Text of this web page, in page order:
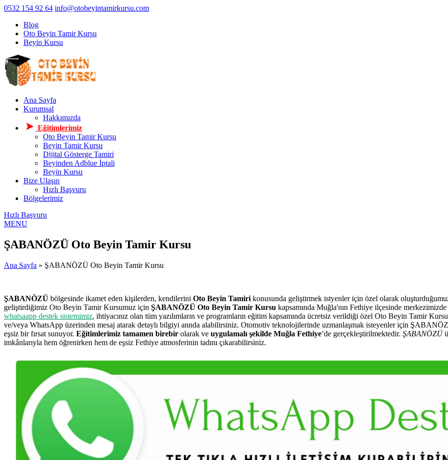
0532 154 92 64 info@otobeyintamirkursu.com
Blog
Oto Beyin Tamir Kursu
Beyin Kursu
Ana Sayfa
Kurumsal
Hakkımızda
Eğitimlerimiz
Oto Beyin Tamir Kursu
Beyin Tamir Kursu
Dijital Gösterge Tamiri
Beyinden Adblue İptali
Beyin Kursu
Bize Ulaşın
Hızlı Başvuru
Bölgelerimiz
Hızlı Başvuru
MENU
ŞABANÖZÜ Oto Beyin Tamir Kursu
Ana Sayfa » ŞABANÖZÜ Oto Beyin Tamir Kursu
ŞABANÖZÜ bölgesinde ikamet eden kişilerden, kendilerini Oto Beyin Tamiri konusunda geliştirmek istyenler için özel olarak
geliştirdiğimiz Oto Beyin Tamir Kursumuz için ŞABANÖZÜ Oto Beyin Tamir Kursu kapsamında Muğla'nın Fethiye ilçesinde
whatsaapp destek sistemimiz, ihtiyacınız olan tüm yazılımların ve programların eğitim kapsamında ücretsiz verildiği özel Oto Beyin Tamir
ve/veya WhatsApp üzerinden mesaj atarak detaylı bilgiyi annda alabilirsiniz. Otomotiv teknolojilerinde uzmanlaşmak isteyenler için
eşsiz bir fırsat sunuyor. Eğitimlerimiz tamamen birebir olarak ve uygulamalı şekilde Muğla Fethiye’de gerçekleştirilmektedir. ŞABANÖZÜ
imkânlarıyla hem öğrenirken hem de eşsiz Fethiye atmosferinin tadını çıkarabilirsiniz.